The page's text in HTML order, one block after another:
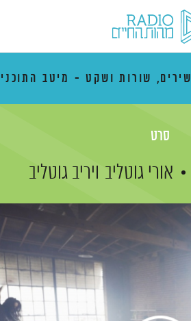
שירים, שורות ושקט - מיטב
סרט
אורי גוטליב ויריב גוטליב